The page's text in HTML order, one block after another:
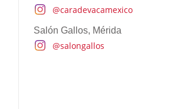
@caradevacamexico
Salón Gallos, Mérida
@salongallos